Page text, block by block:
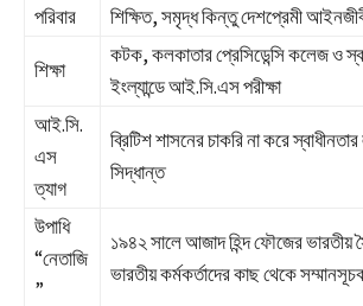
পরিবার
শিক্ষিত, সমৃদ্ধ কিন্তু দেশপ্রেমী
শিক্ষা
কটক, কলকাতার প্রেসিডেন্সি কলেজ ও
ইংল্যান্ডে আই.সি.এস পরীক্ষা
আই.সি.
এস
ত্যাগ
ব্রিটিশ শাসনের চাকরি না করে
সিদ্ধান্ত
উপাধি
“নেতাজি
”
১৯৪২ সালে আজাদ হিন্দ ফৌজের ভারতীয়
ভারতীয় কর্মকর্তাদের কাছ থেকে